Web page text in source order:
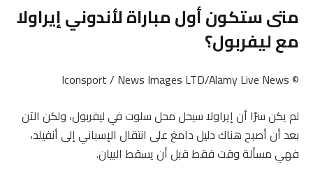
متى ستكون أول مباراة لأندوني إيراولا
مع ليفربول؟
© Iconsport / News Images LTD/Alamy Live News
لم يكن سرًا أن إيراولا سيحل محل سلوت في ليفربول، ولكن الآن
بعد أن أصبح هناك دليل دامغ على انتقال الإسباني إلى أنفيلد،
فهي مسألة وقت فقط قبل أن يسقط البيان.